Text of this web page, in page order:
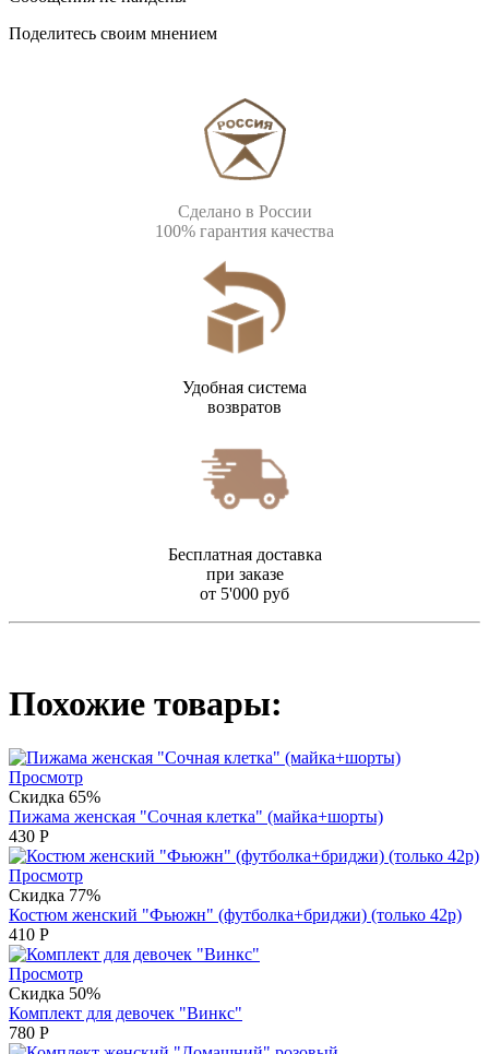
Поделитесь своим мнением
Сделано в России
100% гарантия качества
Удобная система
возвратов
Бесплатная доставка
при заказе
от 5'000 руб
Похожие товары:
Просмотр
Скидка 65%
Пижама женская "Сочная клетка" (майка+шорты)
430 Р
Просмотр
Скидка 77%
Костюм женский "Фьюжн" (футболка+бриджи) (только 42р)
410 Р
Просмотр
Скидка 50%
Комплект для девочек "Винкс"
780 Р